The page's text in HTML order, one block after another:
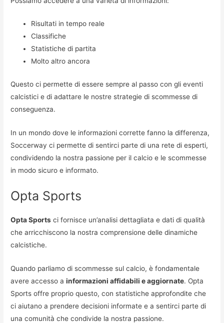
Risultati in tempo reale
Classifiche
Statistiche di partita
Molto altro ancora
Questo ci permette di essere sempre al passo con gli eventi
calcistici e di adattare le nostre strategie di scommesse di
conseguenza.
In un mondo dove le informazioni corrette fanno la differenza,
Soccerway ci permette di sentirci parte di una rete di esperti,
condividendo la nostra passione per il calcio e le scommesse
in modo sicuro e informato.
Opta Sports
Opta Sports ci fornisce un’analisi dettagliata e dati di qualità
che arricchiscono la nostra comprensione delle dinamiche
calcistiche.
Quando parliamo di scommesse sul calcio, è fondamentale
avere accesso ainformazioni affidabili e aggiornate. Opta
Sports offre proprio questo, con statistiche approfondite che
ci aiutano a prendere decisioni informate e a sentirci parte di
una comunità che condivide la nostra passione.